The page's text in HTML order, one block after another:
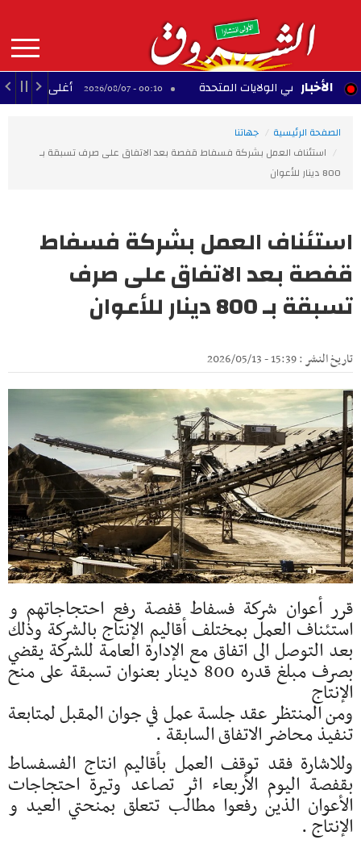
contenu
principal
MAIN
NAVIGATION الأخبار
في الولايات المتحدة 00:10 - 2026/08/07 أغلى 10 لاعبين أفارقة عبر التاريخ
الصفحة الرئيسية
جهاتنا
استئناف العمل بشركة فسفاط قفصة بعد الاتفاق على صرف تسبقة بـ
800 دينار للأعوان
استئناف العمل بشركة فسفاط
قفصة بعد الاتفاق على صرف
تسبقة بـ 800 دينار للأعوان
تاريخ النشر : 15:39 - 2026/05/13
قرر أعوان شركة فسفاط قفصة رفع احتجاجاتهم و
استئناف العمل بمختلف أقاليم الإنتاج بالشركة وذلك
بعد التوصل الى اتفاق مع الإدارة العامة للشركة يقضي
بصرف مبلغ قدره 800 دينار بعنوان تسبقة على منح
الإنتاج
ومن المنتظر عقد جلسة عمل في جوان المقبل لمتابعة
تنفيذ محاضر الاتفاق السابقة .
وللاشارة فقد توقف العمل بأقاليم انتاج الفسفساط
بقفصة اليوم الأربعاء اثر تصاعد وتيرة احتجاجات
الأعوان الذين رفعوا مطالب تتعلق بمنحتي العيد و
الإنتاج .